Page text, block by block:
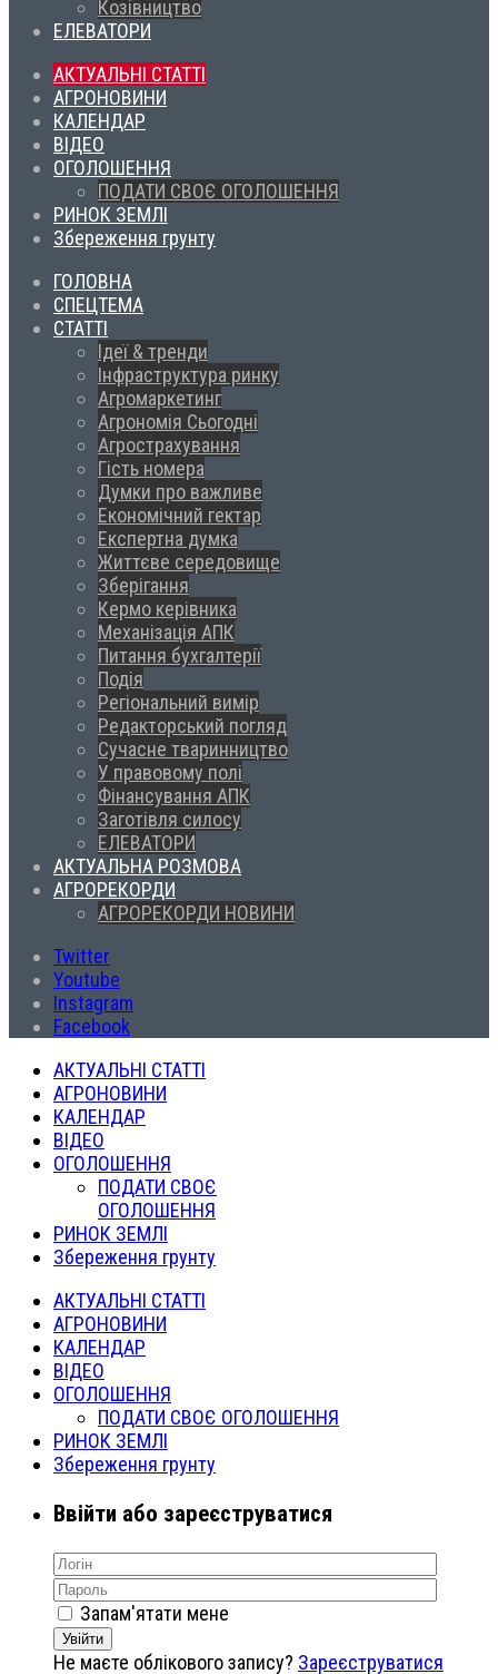
Козівництво
ЕЛЕВАТОРИ
АКТУАЛЬНІ СТАТТІ
АГРОНОВИНИ
КАЛЕНДАР
ВІДЕО
ОГОЛОШЕННЯ
ПОДАТИ СВОЄ ОГОЛОШЕННЯ
РИНОК ЗЕМЛІ
Збереження грунту
ГОЛОВНА
СПЕЦТЕМА
СТАТТІ
Ідеї & тренди
Інфраструктура ринку
Агромаркетинг
Агрономія Сьогодні
Агрострахування
Гість номера
Думки про важливе
Економічний гектар
Експертна думка
Життєве середовище
Зберігання
Кермо керівника
Механізація АПК
Питання бухгалтерії
Подія
Регіональний вимір
Редакторський погляд
Сучасне тваринництво
У правовому полі
Фінансування АПК
Заготівля силосу
ЕЛЕВАТОРИ
АКТУАЛЬНА РОЗМОВА
АГРОРЕКОРДИ
АГРОРЕКОРДИ НОВИНИ
Twitter
Youtube
Instagram
Facebook
АКТУАЛЬНІ СТАТТІ
АГРОНОВИНИ
КАЛЕНДАР
ВІДЕО
ОГОЛОШЕННЯ
ПОДАТИ СВОЄ
ОГОЛОШЕННЯ
РИНОК ЗЕМЛІ
Збереження грунту
АКТУАЛЬНІ СТАТТІ
АГРОНОВИНИ
КАЛЕНДАР
ВІДЕО
ОГОЛОШЕННЯ
ПОДАТИ СВОЄ ОГОЛОШЕННЯ
РИНОК ЗЕМЛІ
Збереження грунту
Ввійти або зареєструватися
Запам'ятати мене
Увійти
Не маєте облікового запису? Зареєструватися